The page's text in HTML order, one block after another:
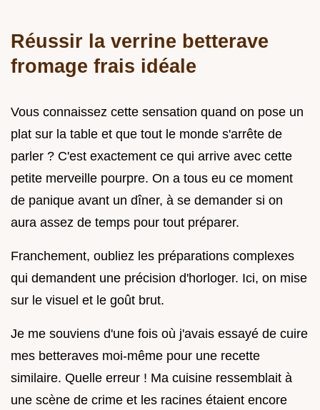
Réussir la verrine betterave
fromage frais idéale
Vous connaissez cette sensation quand on pose un
plat sur la table et que tout le monde s'arrête de
parler ? C'est exactement ce qui arrive avec cette
petite merveille pourpre. On a tous eu ce moment
de panique avant un dîner, à se demander si on
aura assez de temps pour tout préparer.
Franchement, oubliez les préparations complexes
qui demandent une précision d'horloger. Ici, on mise
sur le visuel et le goût brut.
Je me souviens d'une fois où j'avais essayé de cuire
mes betteraves moi-même pour une recette
similaire. Quelle erreur ! Ma cuisine ressemblait à
une scène de crime et les racines étaient encore